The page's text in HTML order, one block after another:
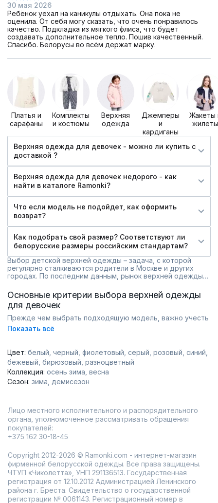
30 мая 2026
Ребёнок уехал на каникулы отдыхать. Она пока не
оценила. От себя могу сказать, что очень понравилось
качество. Подкладка из мягкого флиса, что будет
создавать дополнительное тепло. Пошив качественный.
Спасибо. Белорусы во всём держат марку.
Платья и
сарафаны
Комплекты
и костюмы
Верхняя
одежда
Джемперы
и
кардиганы
Жакеты
жилеты
Верхняя одежда для девочек - можно ли купить c
доставкой ?
Верхняя одежда для девочек недорого - как
найти в каталоге Ramonki?
Что если модель не подойдет, как оформить
возврат?
Как подобрать свой размер? Соответствуют ли
белорусские размеры российским стандартам?
Выбор детской верхней одежды – задача, с которой
регулярно сталкиваются родители в Москве и других
городах. По последним данным, рынок верхней одежды
утепленных моделей увеличиваются с каждым сезоном.
Давайте разберемся, как выбрать идеальную верхнюю
одежду для вашей юной модницы, будь то зимний
пуховик для школы или легкая ветровка для весенних
прогулок.
Основные критерии выбора верхней одежды
для девочек
Прежде чем выбрать подходящую модель, важно учесть
несколько ключевых факторов. Современная детская
мода предлагает широкий выбор: от практичных парок до
одежда должна сочетаться с другими элементами
гардероба – футболками, водолазками, блузками и
джинсами.
Как правильно определить размер
параметры:
Рост ребенка
Обхват груди
Длина рукава
Виды верхней одежды и их особенности
Зимняя верхняя одежда
Для холодного сезона рекомендуем обратить внимание
на утепленные модели:
Показать всё
Цвет: белый черный фиолетовый серый розовый синий
бежевый бирюзовый разноцветный
Коллекция: осень зима весна
Сезон: зима демисезон
Лицо местного исполнительного и распорядительного
органа, уполномоченное рассматривать обращения
покупателей:
+375 162 30-18-45
Copyright 2012-2026 © Ramonki.com - интернет-магазин
фирменной белорусской одежды. Все права защищены.
ЧТУП «Чиколетта», УНП 291136513. Государственная
регистрация от 12.10.2012 Администрацией Ленинского
района г. Бреста. Свидетельство о государственной
регистрации № 0061143. Регистрационный номер в